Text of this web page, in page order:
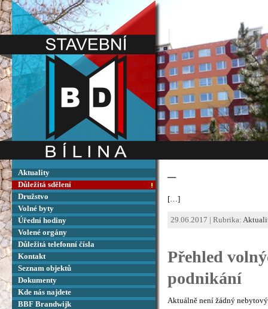
Aktuality
Důležitá sdělení
Družstvo
Volné byty
Úřední hodiny
Volené orgány
Důležitá telefonní čísla
Kontakt
Seznam objektů
Dokumenty
Kde nás najdete
BBF Brandwijk
–
[…]
29.06.2017 | Rubrika:
Přehled
podnikání
Aktuálně není žádný